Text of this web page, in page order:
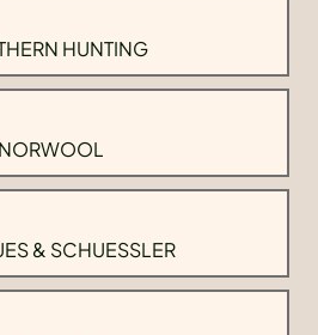
HUNTING
NORWOOL
& SCHUESSLER